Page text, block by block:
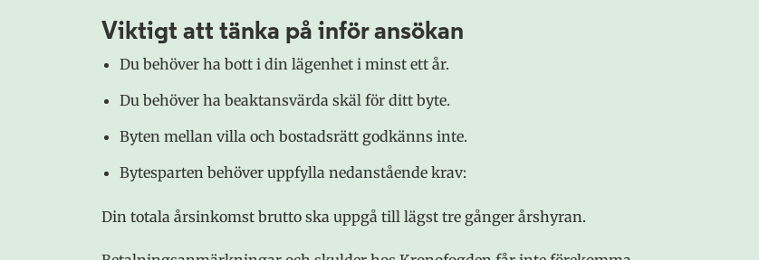
Viktigt att tänka på inför ansökan
Du behöver ha bott i din lägenhet i minst ett år.
Du behöver ha beaktansvärda skäl för ditt byte.
Byten mellan villa och bostadsrätt godkänns inte.
Bytesparten behöver uppfylla nedanstående krav:
Din totala årsinkomst brutto ska uppgå till lägst tre gånger årshyran.